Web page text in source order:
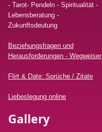
- Tarot- Pendeln - Spiritualität -
Lebensberatung -
Zukunftsdeutung
Beziehungsfragen und
Herausforderungen - Wegweiser
Flirt & Date: Sprüche / Zitate
Liebeslegung online
Gallery